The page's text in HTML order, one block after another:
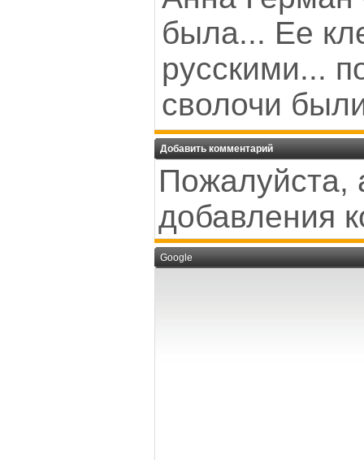
была... Ее
русскими...
сволочи
Добавить комментарий
Пожалуйста,
добавления
Google